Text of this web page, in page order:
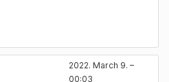
2022. March 9. –
00:03